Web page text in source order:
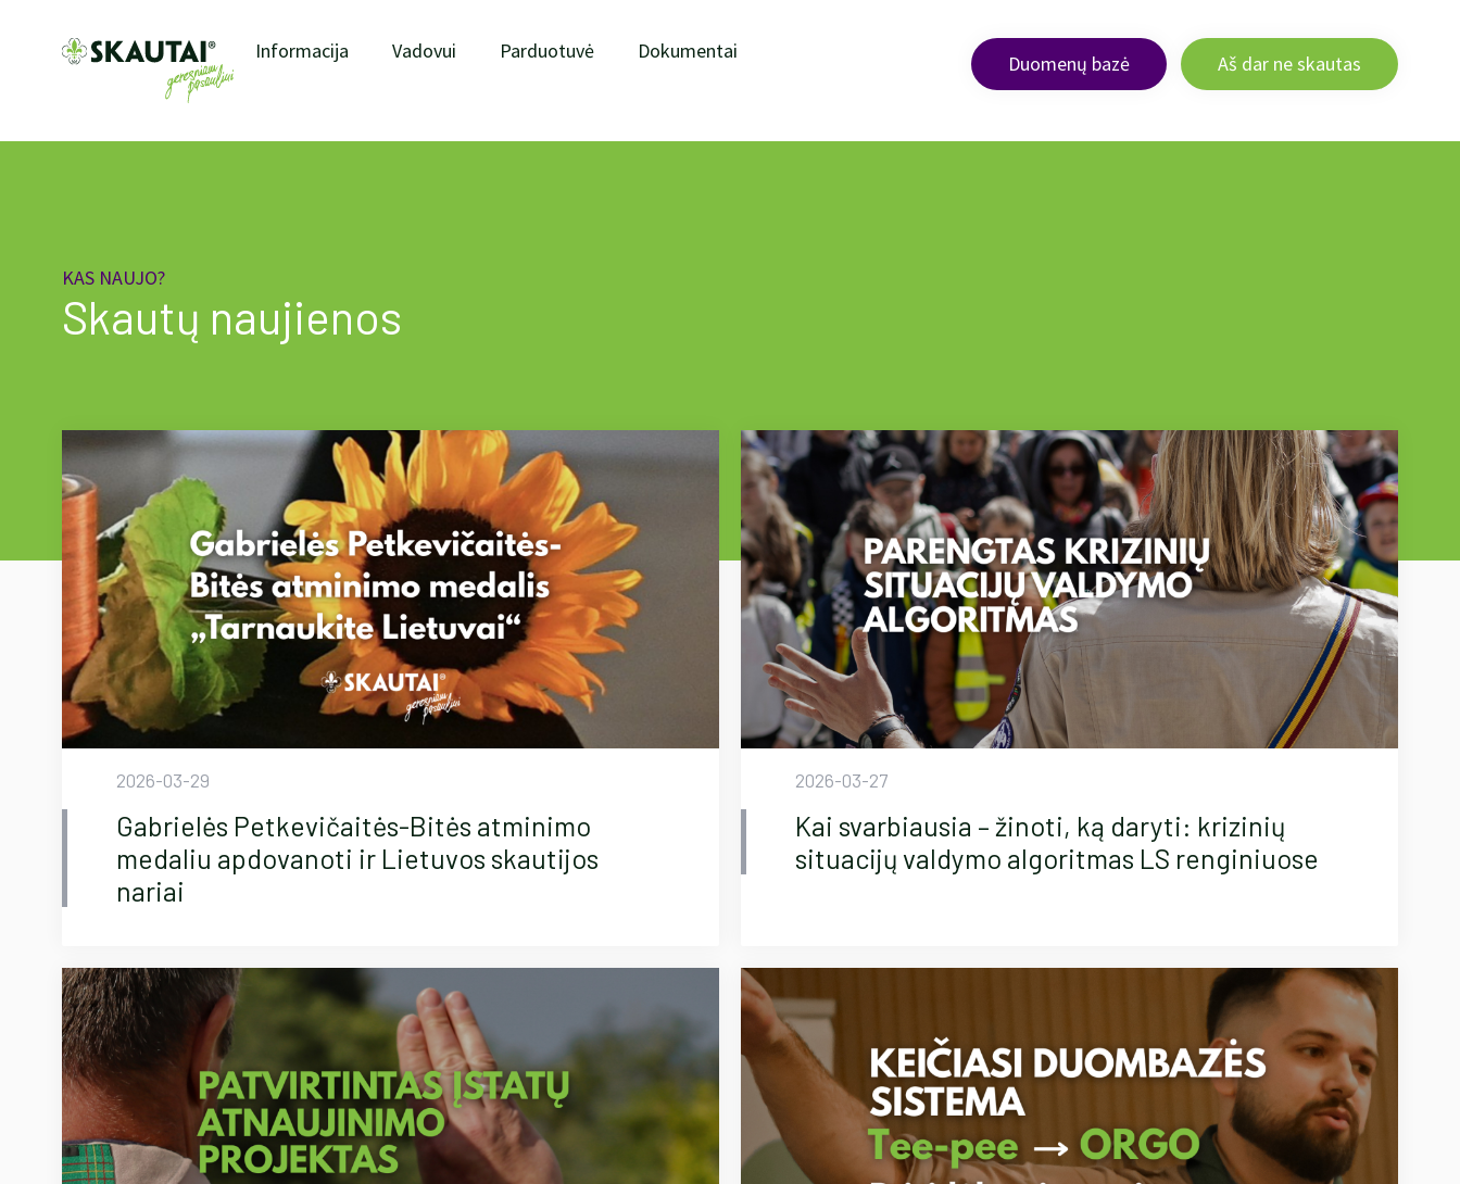
Informacija Vadovui Parduotuvė Dokumentai
Duomenų bazė Aš dar ne skautas
KAS NAUJO?
Skautų naujienos
2026-03-29
Gabrielės Petkevičaitės-Bitės atminimo
medaliu apdovanoti ir Lietuvos skautijos
nariai
2026-03-27
Kai svarbiausia – žinoti, ką daryti: krizinių
situacijų valdymo algoritmas LS renginiuose